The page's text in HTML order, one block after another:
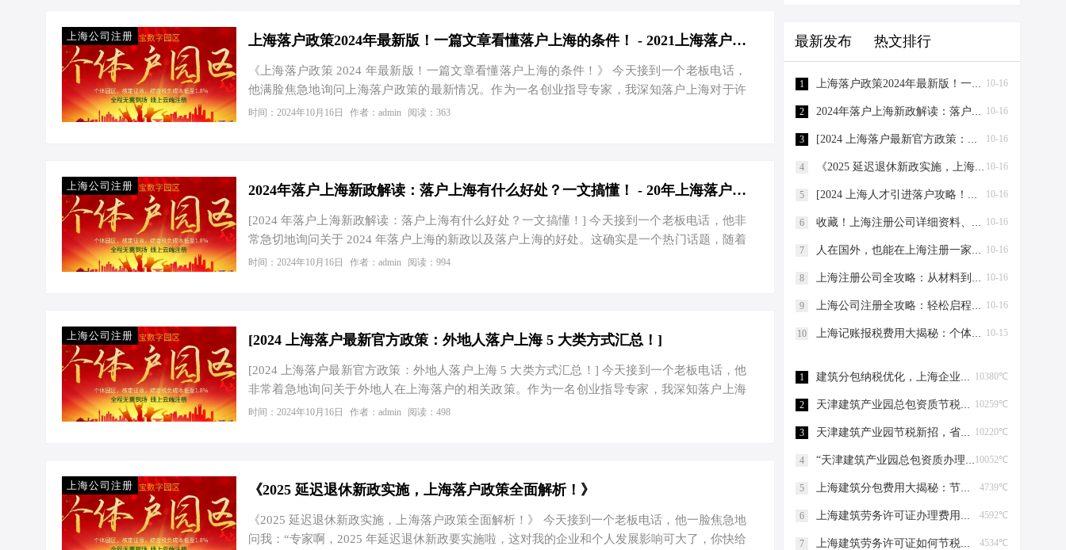
上海公司注册 上海落户政策2024年最新版！一篇文章看懂落户上海的条件！ - 2021上海落户政策解读
《上海落户政策 2024 年最新版！一篇文章看懂落户上海的条件！》 今天接到一个老板电话，
他满脸焦急地询问上海落户政策的最新情况。作为一名创业指导专家，我深知落户上海对于许
多创业者来说是一个重要的目标，于是我决定为他详细解读 2024 年上海落户政策的最新版。
事行为能力，且在上海有合法稳定的住所。此外，申请人还需要在上海连续缴纳社会保险和个
时间：2024年10月16日 作者：admin 阅读：363
上海公司注册 2024年落户上海新政解读：落户上海有什么好处？一文搞懂！ - 20年上海落户政策
[2024 年落户上海新政解读：落户上海有什么好处？一文搞懂！] 今天接到一个老板电话，他非
常急切地询问关于 2024 年落户上海的新政以及落户上海的好处。这确实是一个热门话题，随着
上海的不断发展，落户上海成为了许多人追求的目标。那么，落户上海到底有哪些好处呢？让
列，这对于孩子的升学来说是非常有利的。 其次，落户上海可以享受上海的医疗资源。上海拥
时间：2024年10月16日 作者：admin 阅读：994
上海公司注册 [2024 上海落户最新官方政策：外地人落户上海 5 大类方式汇总！]
[2024 上海落户最新官方政策：外地人落户上海 5 大类方式汇总！] 今天接到一个老板电话，他
非常着急地询问关于外地人在上海落户的相关政策。作为一名创业指导专家，我深知落户上海
对于很多外地人来说是一个重要的目标，不仅关系到个人的发展，也关系到家庭的未来。于
称、工作经验等方面的要求。例如，具有硕士及以上学历，或具有中级及以上职称，且在上
时间：2024年10月16日 作者：admin 阅读：498
上海公司注册 《2025 延迟退休新政实施，上海落户政策全面解析！》
《2025 延迟退休新政实施，上海落户政策全面解析！》 今天接到一个老板电话，他一脸焦急地
问我：“专家啊，2025 年延迟退休新政要实施啦，这对我的企业和个人发展影响可大了，你快给
最新发布 热文排行
10-16
1 上海落户政策2024年最新版！一篇文章看懂落户上海的条件！ - 2021上海落户政策解读
10-16
2 2024年落户上海新政解读：落户上海有什么好处？一文搞懂！ - 20年上海落户政策
10-16
3 [2024 上海落户最新官方政策：外地人落户上海 5 大类方式汇总！]
10-16
4 《2025 延迟退休新政实施，上海落户政策全面解析！》
10-16
5 [2024 上海人才引进落户攻略！落户全流程解析（附材料清单）]
10-16
6 收藏！上海注册公司详细资料、流程和费用-收藏！上海注册公司详细资料、流程和费用
10-16
7 人在国外，也能在上海注册一家电商公司-人在国外，也能在上海注册一家电商公司
10-16
8 上海注册公司全攻略：从材料到流程，节税技巧大揭秘-上海注册公司需要的材料及流程
10-16
9 上海公司注册全攻略：轻松启程，省钱省心-上海公司注册需要哪些材料
10-15
10 上海记账报税费用大揭秘：个体工商户与有限公司，谁更省钱？-上海记账报税需要多少费用？
10380℃
1 建筑分包纳税优化，上海企业如何“节税”上海建筑分包纳税优化
10259℃
2 天津建筑产业园总包资质节税，妙招连连看！天津建筑产业园总包资质节税优化
10220℃
3 天津建筑产业园节税新招，省钱大法好嗨哟！天津建筑产业园总包资质节税优化
10052℃
4 “天津建筑产业园总包资质办理”轻松get，关键步骤大揭秘！天津建筑产业园总包资质办理
4739℃
5 上海建筑分包费用大揭秘：节税攻略与股权布局艺术上海建筑分包有什么费用
4592℃
6 上海建筑劳务许可证办理费用揭秘，省钱有妙招！上海建筑劳务许可证办理费用是多少
4534℃
7 上海建筑劳务许可证如何节税上海建筑劳务许可证如何节税